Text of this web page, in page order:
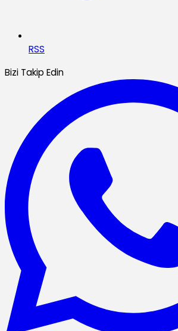
RSS
Bizi Takip Edin